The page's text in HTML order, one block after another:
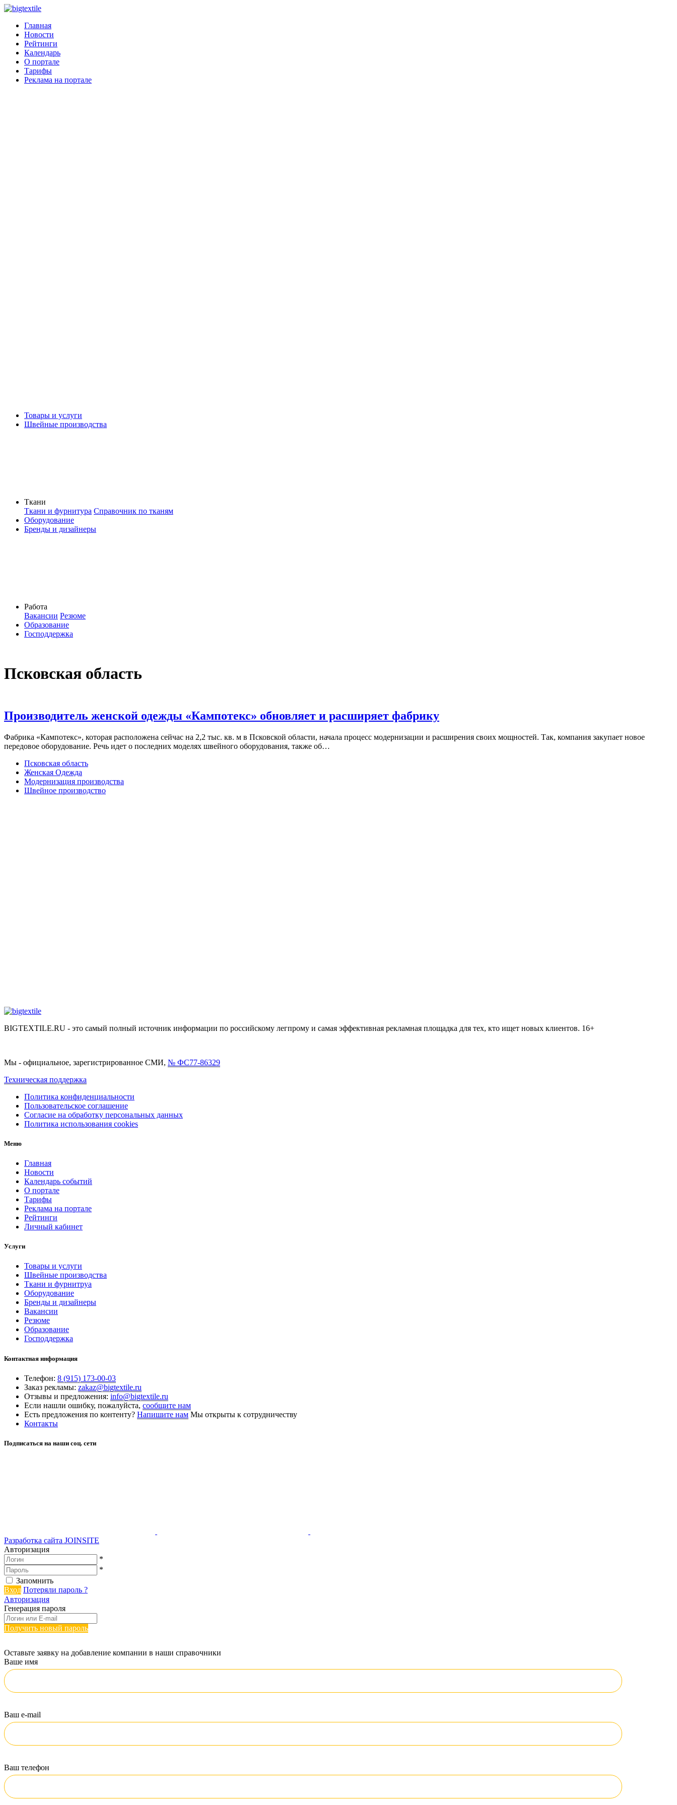
Главная
Новости
Рейтинги
Календарь
О портале
Тарифы
Реклама на портале
Товары и услуги
Швейные производства
Ткани
Ткани и фурнитура Справочник по тканям
Оборудование
Бренды и дизайнеры
Работа
Вакансии Резюме
Образование
Господдержка
Псковская область
Производитель женской одежды «Кампотекс» обновляет и расширяет фабрику
Фабрика «Кампотекс», которая расположена сейчас на 2,2 тыс. кв. м в Псковской области, начала процесс модернизации и расширения своих мощностей. Так, компания закупает новое
передовое оборудование. Речь идет о последних моделях швейного оборудования, также об…
Псковская область
Женская Одежда
Модернизация производства
Швейное производство
BIGTEXTILE.RU - это самый полный источник информации по российскому легпрому и самая эффективная рекламная площадка для тех, кто ищет новых клиентов. 16+
Мы - официальное, зарегистрированное СМИ, № ФС77-86329
Техническая поддержка
Политика конфиденциальности
Пользовательское соглашение
Согласие на обработку персональных данных
Политика использования cookies
Меню
Главная
Новости
Календарь событий
О портале
Тарифы
Реклама на портале
Рейтинги
Личный кабинет
Услуги
Товары и услуги
Швейные производства
Ткани и фурнитруа
Оборудование
Бренды и дизайнеры
Вакансии
Резюме
Образование
Господдержка
Контактная информация
Телефон: 8 (915) 173-00-03
Заказ рекламы: zakaz@bigtextile.ru
Отзывы и предложения: info@bigtextile.ru
Если нашли ошибку, пожалуйста, сообщите нам
Есть предложения по контенту? Напишите нам Мы открыты к сотрудничеству
Контакты
Подписаться на наши соц. сети
Разработка сайта JOINSITE
Авторизация
*
*
Запомнить
Вход Потеряли пароль ?
Авторизация
Генерация пароля
Получить новый пароль
Оставьте заявку на добавление компании в наши справочники
Ваше имя
Ваш e-mail
Ваш телефон